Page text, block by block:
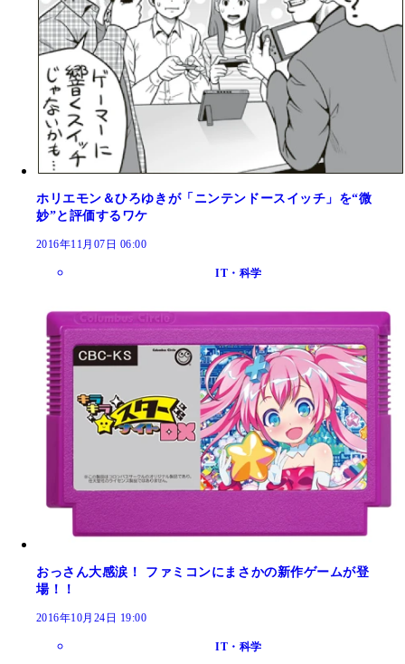
ホリエモン＆ひろゆきが「ニンテンドースイッチ」を“微
妙”と評価するワケ
2016年11月07日 06:00
IT・科学
おっさん大感涙！ ファミコンにまさかの新作ゲームが登
場！！
2016年10月24日 19:00
IT・科学